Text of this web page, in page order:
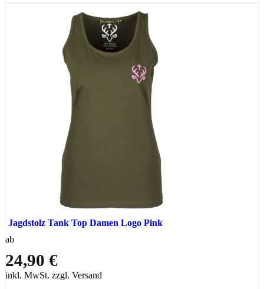
Jagdstolz Tank Top Damen Logo Pink
ab
24,90 €
inkl. MwSt. zzgl. Versand